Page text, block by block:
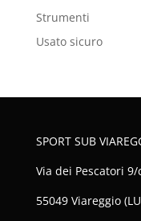
Strumenti
Usato sicuro
SPORT SUB
Via dei Pescatori 9/
55049 Viareggio